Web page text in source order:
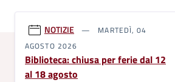
NOTIZIE
MARTEDÌ, 04
AGOSTO 2026
Biblioteca: chiusa per ferie dal 12
al 18 agosto